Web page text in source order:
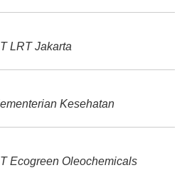
LRT Jakarta
Kesehatan
Ecogreen Oleochemicals